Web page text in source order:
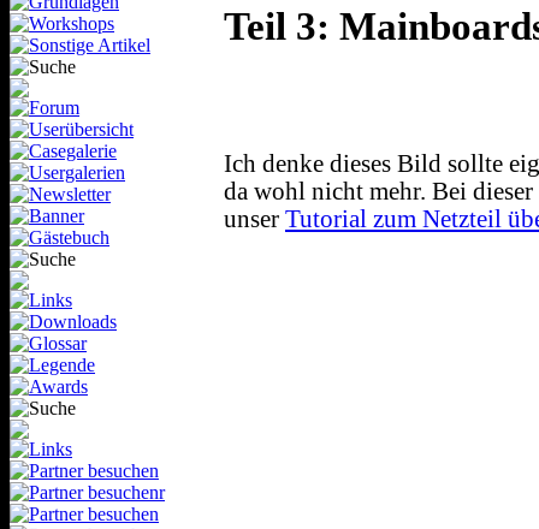
Teil 3:
Ich denke dieses Bild sollte
da wohl nicht mehr. Bei
unser Tutorial zum Netzteil